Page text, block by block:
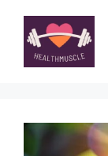
content